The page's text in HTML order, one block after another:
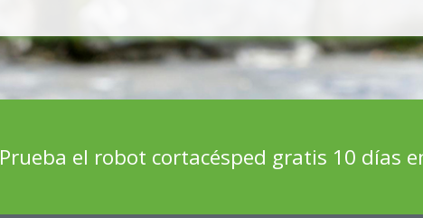
Prueba el robot cortacésped gratis 10 días